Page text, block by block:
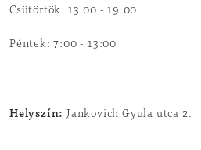
Csütörtök: 13:00 - 19:00
Péntek: 7:00 - 13:00
Helyszín: Jankovich Gyula utca 2.